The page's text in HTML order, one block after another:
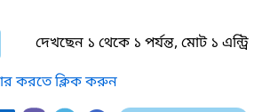
দেখছেন ১ থেকে ১ পর্যন্ত, মোট ১ এন্ট্রি
করতে ক্লিক করুন